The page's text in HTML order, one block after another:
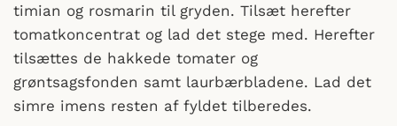
timian og rosmarin til gryden. Tilsæt herefter
tomatkoncentrat og lad det stege med. Herefter
tilsættes de hakkede tomater og
grøntsagsfonden samt laurbærbladene. Lad det
simre imens resten af fyldet tilberedes.